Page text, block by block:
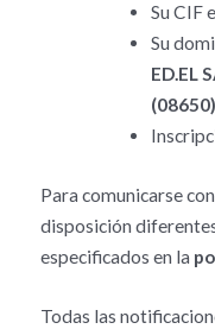
Su CIF
Su
ED.EL
Para comunicarse
disposición
especificados en la
Todas las